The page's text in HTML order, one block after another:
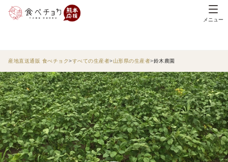
メニュー
産地直送通販 食べチョク すべての生産者 山形県の生産者 鈴木農園